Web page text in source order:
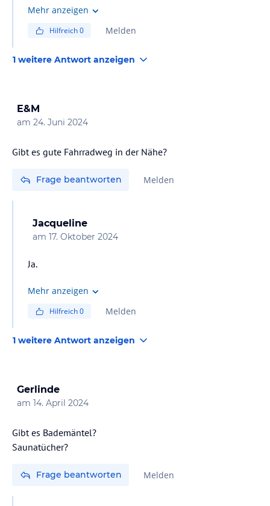
bei der Buchung darauf achten. Am besten im Hotel
Mehr anzeigen
Hilfreich0 Melden
1 weitere Antwort anzeigen
E&M
am 24. Juni 2024
Gibt es gute Fahrradweg in der Nähe?
Frage beantworten Melden
Jacqueline
am 17. Oktober 2024
Ja.
Mehr anzeigen
Hilfreich0 Melden
1 weitere Antwort anzeigen
Gerlinde
am 14. April 2024
Gibt es Bademäntel?
Saunatücher?
Frage beantworten Melden